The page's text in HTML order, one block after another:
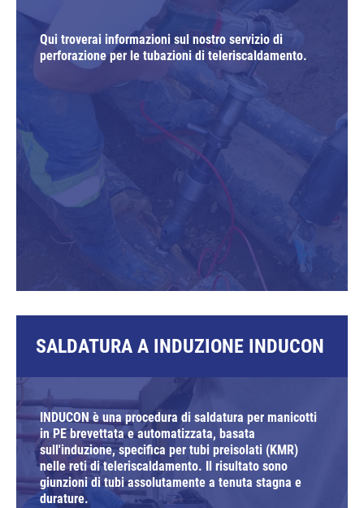
Qui troverai informazioni sul nostro servizio di
perforazione per le tubazioni di teleriscaldamento.
SALDATURA A INDUZIONE INDUCON
INDUCON è una procedura di saldatura per manicotti
in PE brevettata e automatizzata, basata
sull'induzione, specifica per tubi preisolati (KMR)
nelle reti di teleriscaldamento. Il risultato sono
giunzioni di tubi assolutamente a tenuta stagna e
durature.